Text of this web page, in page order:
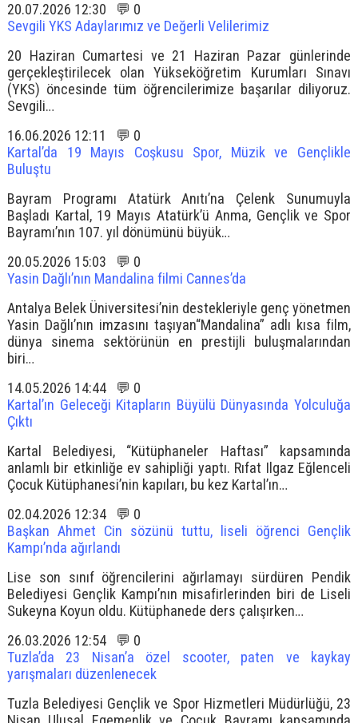
20.07.2026 12:30 💬 0
Sevgili YKS Adaylarımız ve Değerli Velilerimiz
20 Haziran Cumartesi ve 21 Haziran Pazar günlerinde
gerçekleştirilecek olan Yükseköğretim Kurumları Sınavı
(YKS) öncesinde tüm öğrencilerimize başarılar diliyoruz.
Sevgili…
16.06.2026 12:11 💬 0
Kartal’da 19 Mayıs Coşkusu Spor, Müzik ve Gençlikle
Buluştu
Bayram Programı Atatürk Anıtı’na Çelenk Sunumuyla
Başladı Kartal, 19 Mayıs Atatürk’ü Anma, Gençlik ve Spor
Bayramı’nın 107. yıl dönümünü büyük…
20.05.2026 15:03 💬 0
Yasin Dağlı’nın Mandalina filmi Cannes’da
Antalya Belek Üniversitesi’nin destekleriyle genç yönetmen
Yasin Dağlı’nın imzasını taşıyan“Mandalina” adlı kısa film,
dünya sinema sektörünün en prestijli buluşmalarından
biri…
14.05.2026 14:44 💬 0
Kartal’ın Geleceği Kitapların Büyülü Dünyasında Yolculuğa
Çıktı
Kartal Belediyesi, “Kütüphaneler Haftası” kapsamında
anlamlı bir etkinliğe ev sahipliği yaptı. Rıfat Ilgaz Eğlenceli
Çocuk Kütüphanesi’nin kapıları, bu kez Kartal’ın…
02.04.2026 12:34 💬 0
Başkan Ahmet Cin sözünü tuttu, liseli öğrenci Gençlik
Kampı’nda ağırlandı
Lise son sınıf öğrencilerini ağırlamayı sürdüren Pendik
Belediyesi Gençlik Kampı’nın misafirlerinden biri de Liseli
Sukeyna Koyun oldu. Kütüphanede ders çalışırken…
26.03.2026 12:54 💬 0
Tuzla’da 23 Nisan’a özel scooter, paten ve kaykay
yarışmaları düzenlenecek
Tuzla Belediyesi Gençlik ve Spor Hizmetleri Müdürlüğü, 23